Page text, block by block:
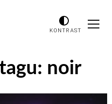
KONTRAST
noir